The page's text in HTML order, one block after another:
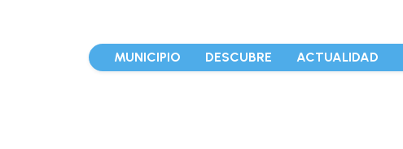
MUNICIPIO DESCUBRE ACTUALIDAD